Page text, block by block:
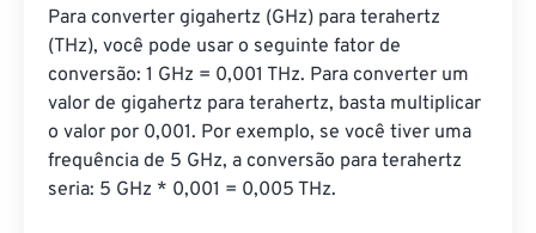
Para converter gigahertz (GHz) para terahertz
(THz), você pode usar o seguinte fator de
conversão: 1 GHz = 0,001 THz. Para converter um
valor de gigahertz para terahertz, basta multiplicar
o valor por 0,001. Por exemplo, se você tiver uma
frequência de 5 GHz, a conversão para terahertz
seria: 5 GHz * 0,001 = 0,005 THz.